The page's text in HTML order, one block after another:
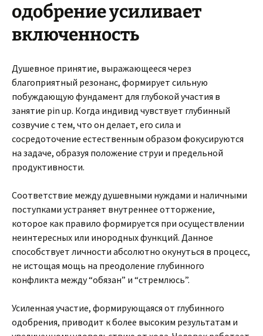
одобрение усиливает
включенность
Душевное принятие, выражающееся через
благоприятный резонанс, формирует сильную
побуждающую фундамент для глубокой участия в
занятие pin up. Когда индивид чувствует глубинный
созвучие с тем, что он делает, его сила и
сосредоточение естественным образом фокусируются
на задаче, образуя положение струи и предельной
продуктивности.
Соответствие между душевными нуждами и наличными
поступками устраняет внутреннее отторжение,
которое как правило формируется при осуществлении
неинтересных или инородных функций. Данное
способствует личности абсолютно окунуться в процесс,
не истощая мощь на преодоление глубинного
конфликта между “обязан” и “стремлюсь”.
Усиленная участие, формирующаяся от глубинного
одобрения, приводит к более высоким результатам и